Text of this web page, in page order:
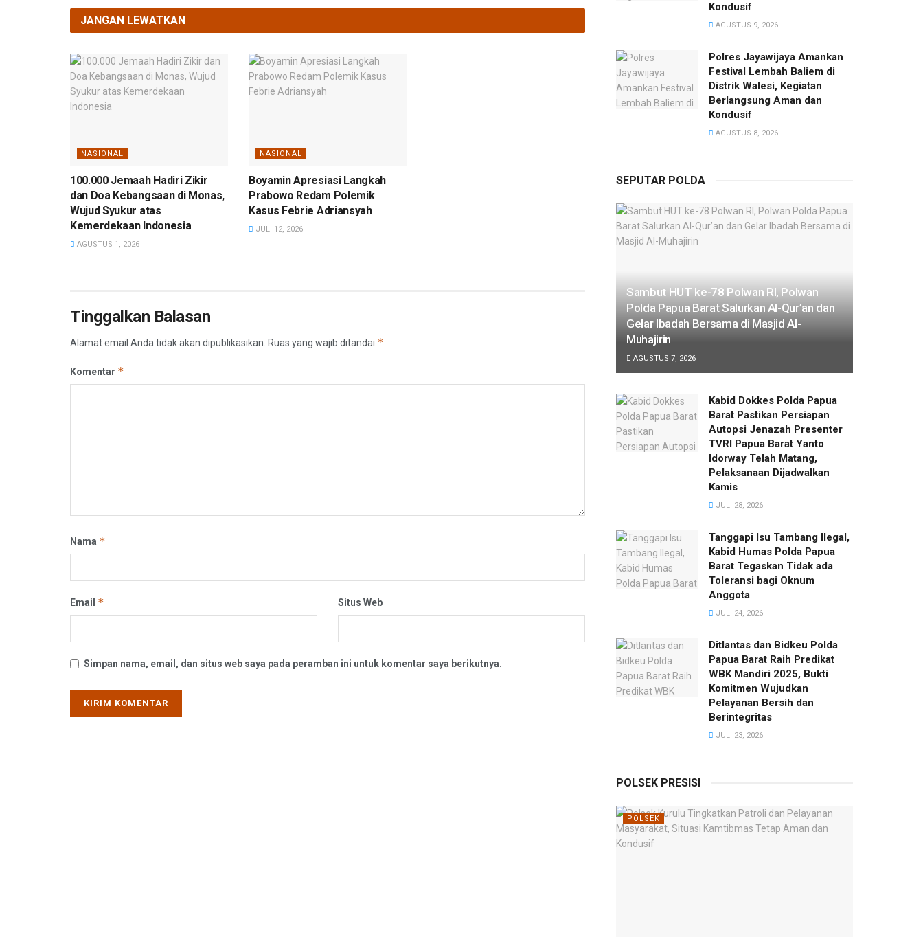
JANGAN LEWATKAN
NASIONAL
100.000 Jemaah Hadiri Zikir
dan Doa Kebangsaan di Monas,
Wujud Syukur atas
Kemerdekaan Indonesia
AGUSTUS 1, 2026
NASIONAL
Boyamin Apresiasi Langkah
Prabowo Redam Polemik
Kasus Febrie Adriansyah
JULI 12, 2026
Tinggalkan Balasan
Alamat email Anda tidak akan dipublikasikan. Ruas yang wajib ditandai *
Komentar *
Nama *
Email * Situs Web
Simpan nama, email, dan situs web saya pada peramban ini untuk komentar saya berikutnya.
Kondusif
AGUSTUS 9, 2026
Polres Jayawijaya Amankan
Festival Lembah Baliem di
Distrik Walesi, Kegiatan
Berlangsung Aman dan
Kondusif
AGUSTUS 8, 2026
SEPUTAR POLDA
Sambut HUT ke-78 Polwan RI, Polwan
Polda Papua Barat Salurkan Al-Qur’an dan
Gelar Ibadah Bersama di Masjid Al-
Muhajirin
AGUSTUS 7, 2026
Kabid Dokkes Polda Papua
Barat Pastikan Persiapan
Autopsi Jenazah Presenter
TVRI Papua Barat Yanto
Idorway Telah Matang,
Pelaksanaan Dijadwalkan
Kamis
JULI 28, 2026
Tanggapi Isu Tambang Ilegal,
Kabid Humas Polda Papua
Barat Tegaskan Tidak ada
Toleransi bagi Oknum
Anggota
JULI 24, 2026
Ditlantas dan Bidkeu Polda
Papua Barat Raih Predikat
WBK Mandiri 2025, Bukti
Komitmen Wujudkan
Pelayanan Bersih dan
Berintegritas
JULI 23, 2026
POLSEK PRESISI
POLSEK